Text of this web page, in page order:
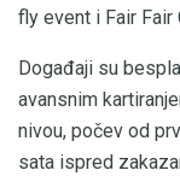
fly event i Fair Fair
Događaji su
avansnim
nivou, počev od
sata ispred